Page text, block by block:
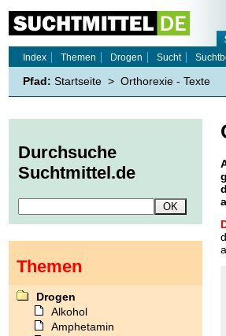
Index
Themen Drogen Sucht
Pfad: Startseite > Orthorexie - Texte
Durchsuche
Suchtmittel.de
Themen
Drogen
Alkohol
Amphetamin